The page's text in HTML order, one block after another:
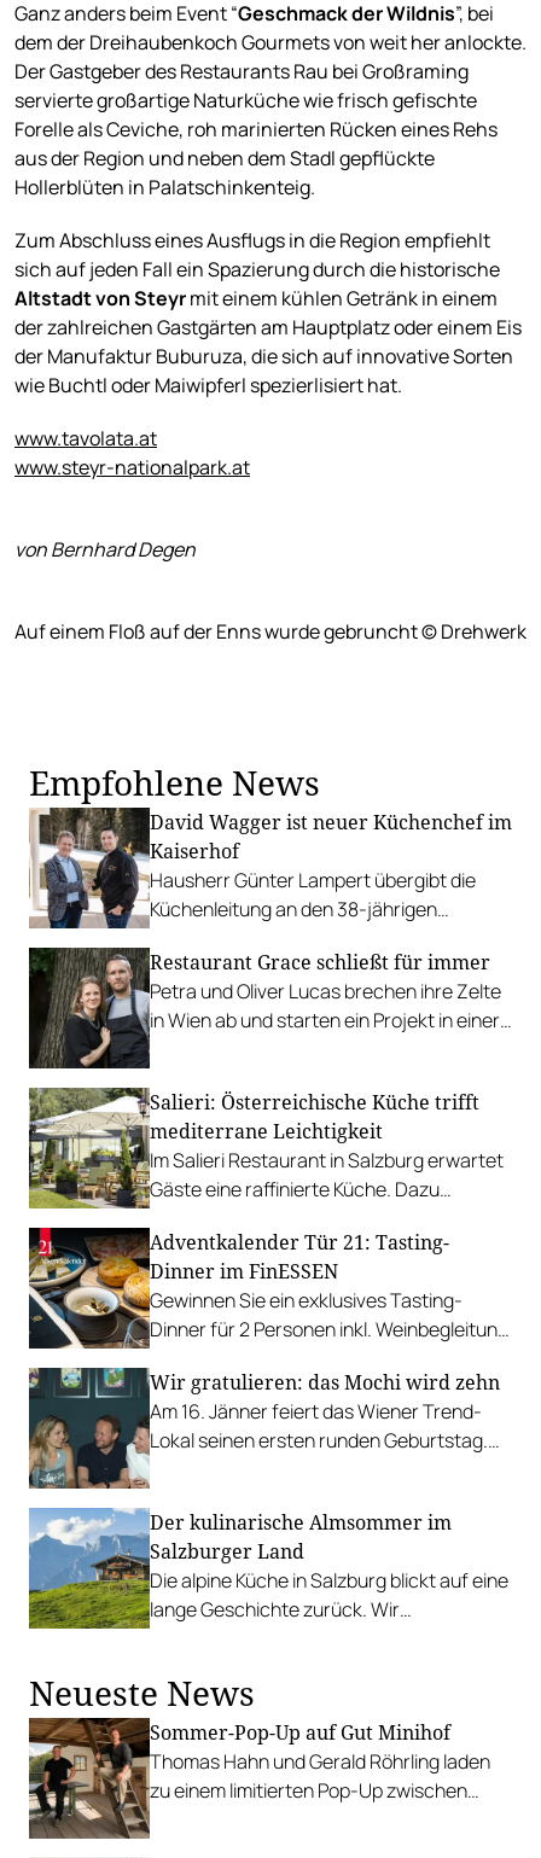
Ganz anders beim Event “Geschmack der Wildnis”, bei
dem der Dreihaubenkoch Gourmets von weit her anlockte.
Der Gastgeber des Restaurants Rau bei Großraming
servierte großartige Naturküche wie frisch gefischte
Forelle als Ceviche, roh marinierten Rücken eines Rehs
aus der Region und neben dem Stadl gepflückte
Hollerblüten in Palatschinkenteig.
Zum Abschluss eines Ausflugs in die Region empfiehlt
sich auf jeden Fall ein Spazierung durch die historische
Altstadt von Steyrmit einem kühlen Getränk in einem
der zahlreichen Gastgärten am Hauptplatz oder einem Eis
der Manufaktur Buburuza, die sich auf innovative Sorten
wie Buchtl oder Maiwipferl spezierlisiert hat.
www.tavolata.at
www.steyr-nationalpark.at
von Bernhard Degen
Auf einem Floß auf der Enns wurde gebruncht © Drehwerk
Empfohlene News
David Wagger ist neuer Küchenchef im
Kaiserhof
Hausherr Günter Lampert übergibt die
Küchenleitung an den 38-jährigen
Lech drei Hauben erkocht hat.
Restaurant Grace schließt für immer
Petra und Oliver Lucas brechen ihre Zelte
in Wien ab und starten ein Projekt in einer
Salieri: Österreichische Küche trifft
mediterrane Leichtigkeit
Im Salieri Restaurant in Salzburg erwartet
Gäste eine raffinierte Küche. Dazu
wechselnde Degustationsmenüs und eine
ausgesuchte Weinkarte.
Adventkalender Tür 21: Tasting-
Dinner im FinESSEN
Gewinnen Sie ein exklusives Tasting-
Dinner für 2 Personen inkl. Weinbegleitung
Kaprun.
Wir gratulieren: das Mochi wird zehn
Am 16. Jänner feiert das Wiener Trend-
Lokal seinen ersten runden Geburtstag.
zelebriert werden.
Der kulinarische Almsommer im
Salzburger Land
Die alpine Küche in Salzburg blickt auf eine
lange Geschichte zurück. Wir
Neueste News
Sommer-Pop-Up auf Gut Minihof
Thomas Hahn und Gerald Röhrling laden
zu einem limitierten Pop-Up zwischen